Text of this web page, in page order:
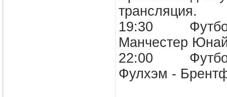
трансляция.
19:30 Футбол.
Манчестер
22:00 Футбол.
Фулхэм -